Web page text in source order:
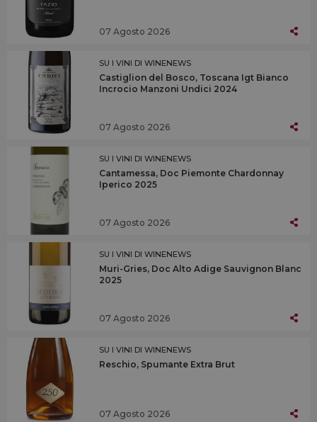
07 Agosto 2026
SU I VINI DI WINENEWS
Castiglion del Bosco, Toscana Igt Bianco
Incrocio Manzoni Undici 2024
07 Agosto 2026
SU I VINI DI WINENEWS
Cantamessa, Doc Piemonte Chardonnay
Iperico 2025
07 Agosto 2026
SU I VINI DI WINENEWS
Muri-Gries, Doc Alto Adige Sauvignon Blanc
2025
07 Agosto 2026
SU I VINI DI WINENEWS
Reschio, Spumante Extra Brut
07 Agosto 2026